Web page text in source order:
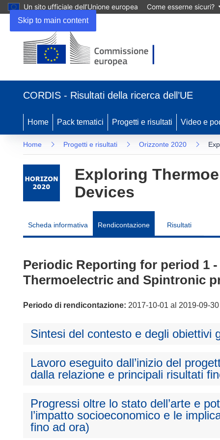
Skip to main content
Un sito ufficiale dell’Unione europea Come esserne sicuri?
in
nuova
finestra)
CORDIS - Risultati della ricerca dell’UE
Home Pack tematici Progetti e risultati Video e
Home Progetti e risultati Orizzonte 2020
Exploring
Devices
Scheda informativa Rendicontazione Risultati
Periodic Reporting for period 1
Thermoelectric and Spintronic
Periodo di rendicontazione: 2017-10-01 al 2019-09-30
Sintesi del contesto e degli obiettivi
Lavoro eseguito dall’inizio del
dalla relazione e principali risultati
Progressi oltre lo stato dell’arte e
l’impatto socioeconomico e le
fino ad ora)